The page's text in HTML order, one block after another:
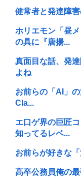
健常者と発達障
ホリエモン「昼
の具に『唐揚...
真面目な話、発
よね
お前らの「AI」
Cla...
エ口ゲ界の巨匠
知ってるレベ...
お前らが好きな
高卒公務員俺の